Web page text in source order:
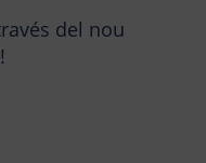
del nou
!